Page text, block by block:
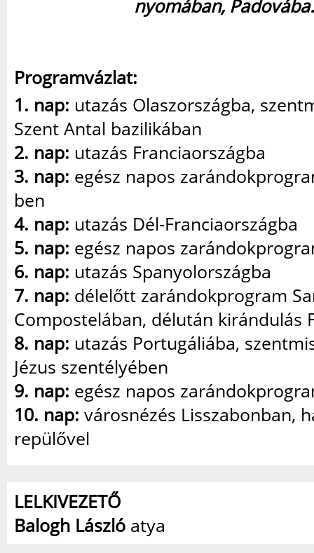
nyomában, Padovába.
Programvázlat:
1. nap: utazás Olaszországba,
Szent Antal bazilikában
2. nap: utazás Franciaországba
3. nap: egész napos
ben
4. nap: utazás Dél-Franciaországba
5. nap: egész napos
6. nap: utazás Spanyolországba
7. nap: délelőtt zarándokprogram
Compostelában, délután kirándulás
8. nap: utazás Portugáliába,
Jézus szentélyében
9. nap: egész napos
10. nap: városnézés Lisszabonban,
repülővel
LELKIVEZETŐ
Balogh László atya